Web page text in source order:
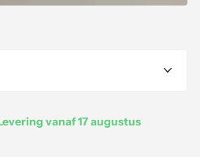
vanaf 17 augustus